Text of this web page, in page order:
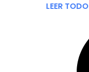
LEER TODO